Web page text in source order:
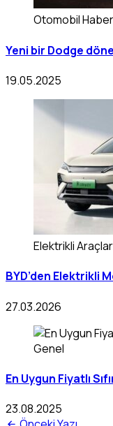
Otomobil
Yeni bir Dodge
19.05.2025
Elektrikli Araçlar
BYD’den Elektrikli
27.03.2026
Genel
En Uygun Fiyatlı
23.08.2025